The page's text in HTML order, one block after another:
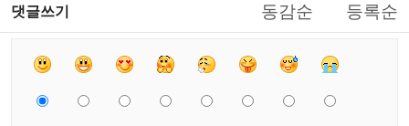
댓글쓰기 동감순 등록순